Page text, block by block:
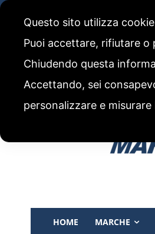
HOME MARCHE
Questo sito utilizza
Puoi accettare, rifiutare o
Chiudendo questa
Accettando, sei
personalizzare e